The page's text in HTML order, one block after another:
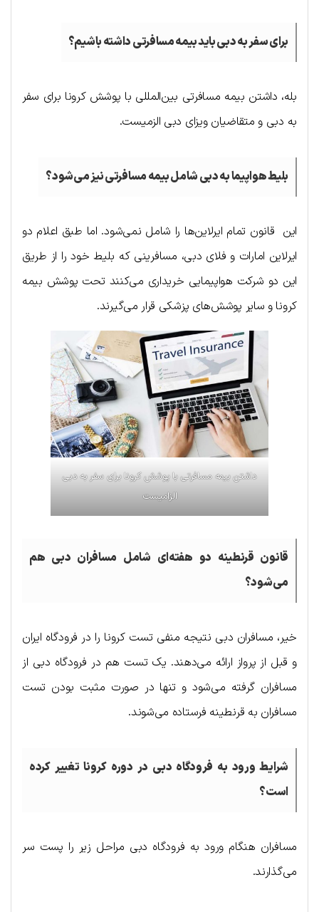
برای سفر به دبی باید بیمه مسافرتی داشته باشیم؟
بله، داشتن بیمه مسافرتی بین‌المللی با پوشش کرونا برای سفر
به دبی و متقاضیان ویزای دبی الزمیست.
بلیط هواپیما به دبی شامل بیمه مسافرتی نیز می‌شود؟
این قانون تمام ایرلاین‌ها را شامل نمی‌شود. اما طبق اعلام دو
ایرلاین امارات و فلای دبی، مسافرینی که بلیط خود را از طریق
این دو شرکت هواپیمایی خریداری می‌کنند تحت پوشش بیمه
کرونا و سایر پوشش‌های پزشکی قرار می‌گیرند.
داشتن بیمه مسافرتی با پوشش کرونا برای سفر به دبی
الزامیست
قانون قرنطینه دو هفته‌ای شامل مسافران دبی هم
می‌شود؟
خیر، مسافران دبی نتیجه منفی تست کرونا را در فرودگاه ایران
و قبل از پرواز ارائه می‌دهند. یک تست هم در فرودگاه دبی از
مسافران گرفته می‌شود و تنها در صورت مثبت بودن تست
مسافران به قرنطینه فرستاده می‌شوند.
شرایط ورود به فرودگاه دبی در دوره کرونا تغییر کرده
است؟
مسافران هنگام ورود به فرودگاه دبی مراحل زیر را پست سر
می‌گذارند.